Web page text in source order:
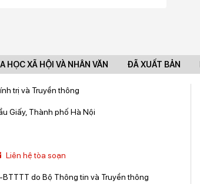
HỌC XÃ HỘI VÀ NHÂN VĂN ĐÃ XUẤT BẢN
trị và Truyền thông
Giấy, Thành phố Hà Nội
Liên hệ tòa soạn
do Bộ Thông tin và Truyền thông